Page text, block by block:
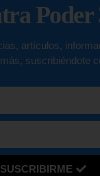
Poder
artículos,
suscribiéndote
SUSCRIBIRME